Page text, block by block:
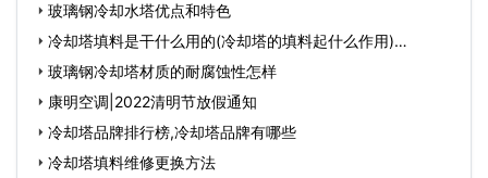
玻璃钢冷却水塔优点和特色
冷却塔填料是干什么用的(冷却塔的填料起什么作用)…
玻璃钢冷却塔材质的耐腐蚀性怎样
康明空调|2022清明节放假通知
冷却塔品牌排行榜,冷却塔品牌有哪些
冷却塔填料维修更换方法